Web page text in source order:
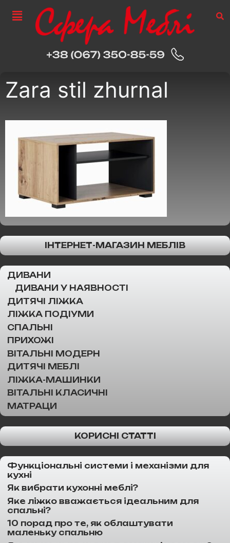
Zara stil zhurnal
ІНТЕРНЕТ-МАГАЗИН МЕБЛІВ
ДИВАНИ
ДИВАНИ У НАЯВНОСТІ
ДИТЯЧІ ЛІЖКА
ЛІЖКА ПОДІУМИ
СПАЛЬНІ
ПРИХОЖІ
ВІТАЛЬНІ МОДЕРН
ДИТЯЧІ МЕБЛІ
ЛІЖКА-МАШИНКИ
ВІТАЛЬНІ КЛАСИЧНІ
МАТРАЦИ
КОРИСНІ СТАТТІ
Функціональні системи і механізми для
кухні
Як вибрати кухонні меблі?
Яке ліжко вважається ідеальним для
спальні?
10 порад про те, як облаштувати
маленьку спальню